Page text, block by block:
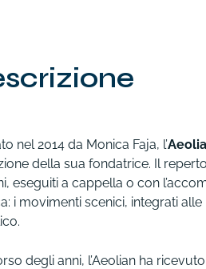
scrizione
nel 2014 da Monica Faja, l’
della sua fondatrice. Il
eseguiti a cappella o con
i movimenti scenici, integrati
degli anni, l’Aeolian ha